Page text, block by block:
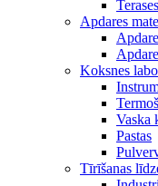
Apdares
Koksnes
Vaska
Pastas
Tīrīšanas